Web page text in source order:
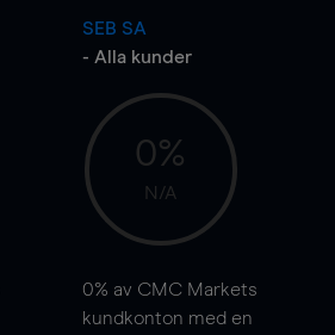
SEB SA
- Alla kunder
0%
N/A
0% av CMC Markets
kundkonton med en